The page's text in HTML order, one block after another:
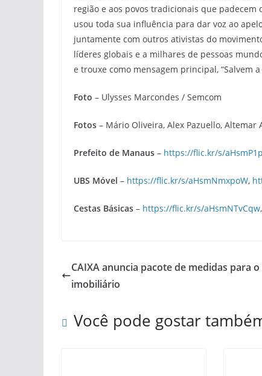
região e aos povos tradicionais que
usou toda sua influência para dar voz ao
juntamente com outros ativistas do
líderes globais e a milhares de pessoas
e trouxe como mensagem principal, “Salvem a
Foto – Ulysses Marcondes / Semcom
Fotos – Mário Oliveira, Alex Pazuello, Altemar
Prefeito de Manaus – https://flic.kr/s/
UBS Móvel – https://flic.kr/s/aHsmNmxpoW,
Cestas Básicas – https://flic.kr/s/aHsmNTvCqw,
CAIXA anuncia pacote de medidas para
imobiliário
Você pode gostar